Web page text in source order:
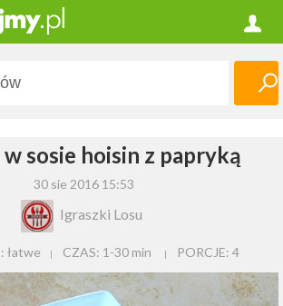
sosie hoisin z papryką
30 sie 2016 15:53
Igraszki Losu
łatwe CZAS: 1-30 min PORCJE: 4